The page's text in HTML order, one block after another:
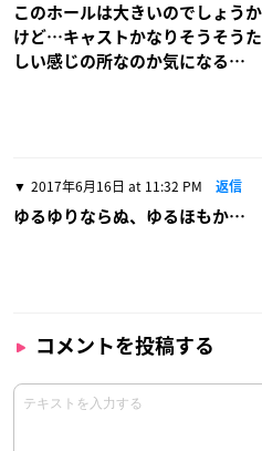
このホールは大きいのでしょう
けど…キャストかなりそうそう
しい感じの所なのか気になる…
2017年6月16日 at 11:32 PM 返信
ゆるゆりならぬ、ゆるほもか…
コメントを投稿する